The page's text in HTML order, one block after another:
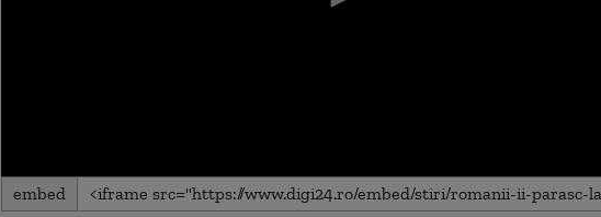
0
seconds
embed